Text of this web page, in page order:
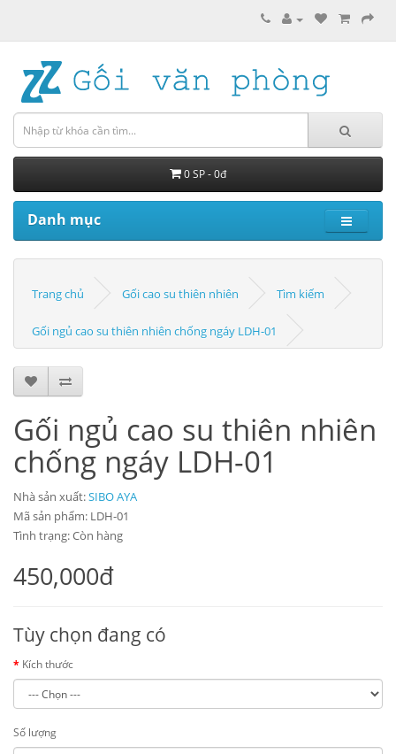
0 SP - 0đ
Danh mục
Trang chủ Gối cao su thiên nhiên Tìm kiếm
Gối ngủ cao su thiên nhiên chống ngáy LDH-01
Gối ngủ cao su thiên nhiên
chống ngáy LDH-01
Nhà sản xuất:SIBO AYA
Mã sản phẩm: LDH-01
Tình trạng: Còn hàng
450,000đ
Tùy chọn đang có
Kích thước
Số lượng